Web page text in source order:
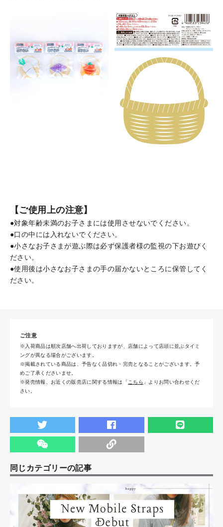
【ご使用上の注意】
●対象年齢未満のお子さまには使用させないでください。
●口の中には入れないでください。
●小さなお子さまが遊ぶ際は必ず保護者様の監視の下お遊びく
ださい。
●使用後は小さなお子さまの手の届かないところに保管してく
ださい。
ご注意
※入荷商品は順次店舗へ出荷しておりますが、店舗によって店頭に並ぶタイミ
ングが異なる場合がございます。
※掲載されている商品は、予告なく品切れ・完売となることがございます。予
めご了承くださいませ。
※発売情報、お近くの販売店に関する情報は「 こちら 」よりお問い合わせくだ
さい。
同じカテゴリーの記事